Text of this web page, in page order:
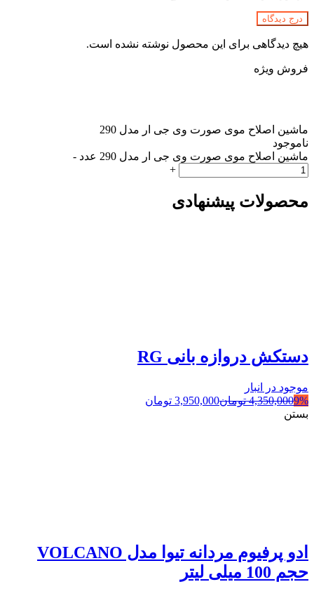
درج دیدگاه
هیچ دیدگاهی برای این محصول نوشته نشده است.
فروش ویژه
ماشین اصلاح موی صورت وی جی ار مدل 290
ناموجود
ماشین اصلاح موی صورت وی جی ار مدل 290 عدد
-
+
محصولات پیشنهادی
دستکش دروازه بانی RG
موجود در انبار
9%
4,350,000 تومان3,950,000 تومان
بستن
ادو پرفیوم مردانه تیوا مدل VOLCANO
حجم 100 میلی لیتر